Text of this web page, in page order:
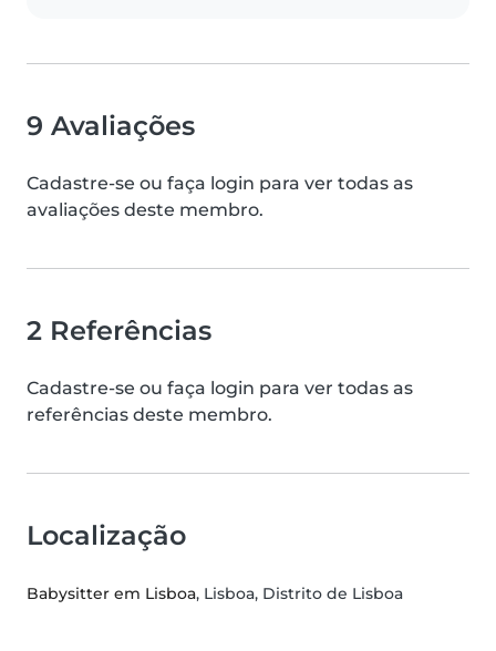
9 Avaliações
Cadastre-se ou faça login para ver todas as
avaliações deste membro.
2 Referências
Cadastre-se ou faça login para ver todas as
referências deste membro.
Localização
Babysitter em Lisboa, Lisboa, Distrito de Lisboa